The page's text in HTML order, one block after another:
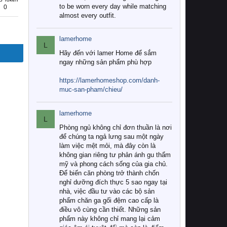
0
to be worn every day while matching
almost every outfit.
L
lamerhome
Hãy đến với lamer Home để sắm
ngay những sản phẩm phù hợp
https://lamerhomeshop.com/danh-
muc-san-pham/chieu/
L
lamerhome
Phòng ngủ không chỉ đơn thuần là nơi
để chúng ta ngả lưng sau một ngày
làm việc mệt mỏi, mà đây còn là
không gian riêng tư phản ánh gu thẩm
mỹ và phong cách sống của gia chủ.
Để biến căn phòng trở thành chốn
nghỉ dưỡng đích thực 5 sao ngay tại
nhà, việc đầu tư vào các bộ sản
phẩm chăn ga gối đệm cao cấp là
điều vô cùng cần thiết. Những sản
phẩm này không chỉ mang lại cảm